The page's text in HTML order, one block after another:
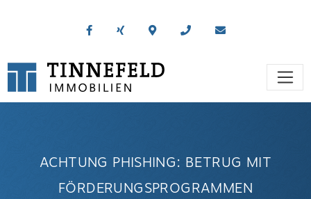
ACHTUNG PHISHING: BETRUG MIT
FÖRDERUNGSPROGRAMMEN